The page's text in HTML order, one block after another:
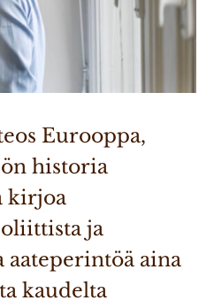
Eurooppa,
historia
kirjoa
ja
aina
kaudelta